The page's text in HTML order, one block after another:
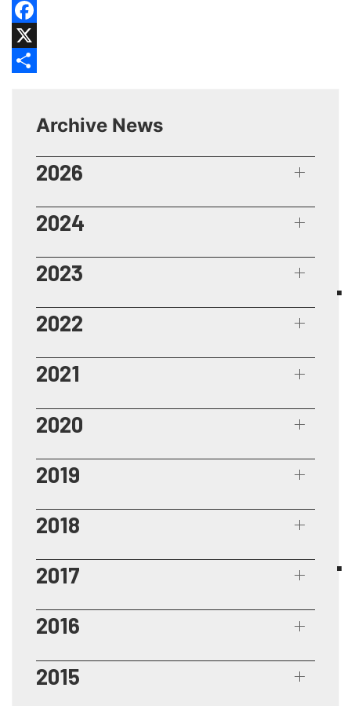
Facebook
X
Archive News
2026
2024
2023
2022
2021
2020
2019
2018
2017
2016
2015